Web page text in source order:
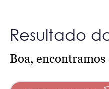
Resultado
Boa, encontramos